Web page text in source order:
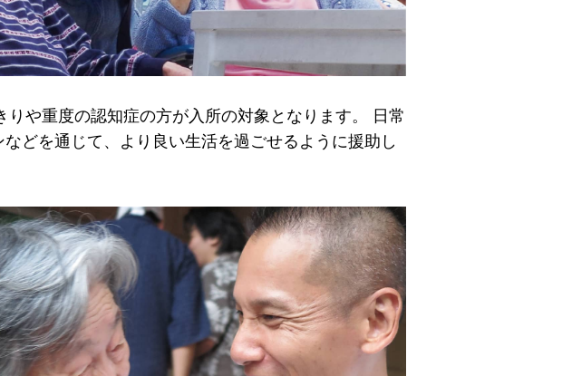
や重度の認知症の方が入所の対象となります。 日常
どを通じて、より良い生活を過ごせるように援助し